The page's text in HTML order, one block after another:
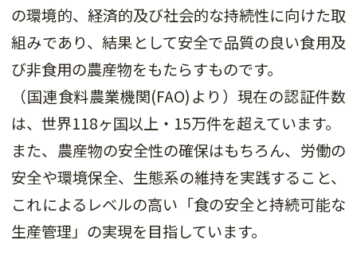
の環境的、経済的及び社会的な持続性に向けた取
組みであり、結果として安全で品質の良い食用及
び非食用の農産物をもたらすものです。
（国連食料農業機関(FAO)より）現在の認証件数
は、世界118ヶ国以上・15万件を超えています。
また、農産物の安全性の確保はもちろん、労働の
安全や環境保全、生態系の維持を実践すること、
これによるレベルの高い「食の安全と持続可能な
生産管理」の実現を目指しています。